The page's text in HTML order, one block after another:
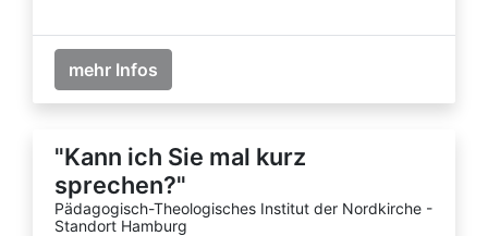
mehr Infos
"Kann ich Sie mal kurz
sprechen?"
Pädagogisch-Theologisches Institut der Nordkirche -
Standort Hamburg